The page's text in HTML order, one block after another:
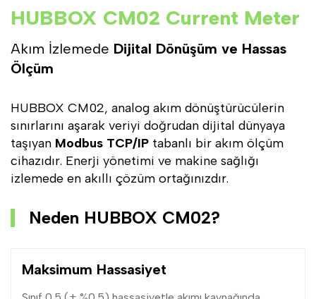
HUBBOX CM02 Current Meter
Akım İzlemede Dijital Dönüşüm ve Hassas
Ölçüm
HUBBOX CM02, analog akım dönüştürücülerin
sınırlarını aşarak veriyi doğrudan dijital dünyaya
taşıyan Modbus TCP/IP tabanlı bir akım ölçüm
cihazıdır. Enerji yönetimi ve makine sağlığı
izlemede en akıllı çözüm ortağınızdır.
Neden HUBBOX CM02?
Maksimum Hassasiyet